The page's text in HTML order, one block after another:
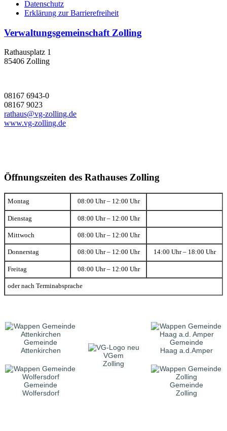
Datenschutz
Erklärung zur Barrierefreiheit
Verwaltungsgemeinschaft Zolling
Rathausplatz 1
85406 Zolling
08167 6943-0
08167 9023
rathaus@vg-zolling.de
www.vg-zolling.de
Öffnungszeiten des Rathauses Zolling
Montag 08:00 Uhr – 12:00 Uhr
Dienstag 08:00 Uhr – 12:00 Uhr
Mittwoch 08:00 Uhr – 12:00 Uhr
Donnerstag 08:00 Uhr – 12:00 Uhr 14:00 Uhr – 18:00 Uhr
Freitag 08:00 Uhr – 12:00 Uhr
oder nach Terminabsprache
Gemeinde
Attenkirchen
VGem
Zolling
Gemeinde
Haag a.d.Amper
Gemeinde
Wolfersdorf
Gemeinde
Zolling